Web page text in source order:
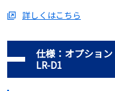
詳しくはこちら
仕様：オプショ
LR-D1